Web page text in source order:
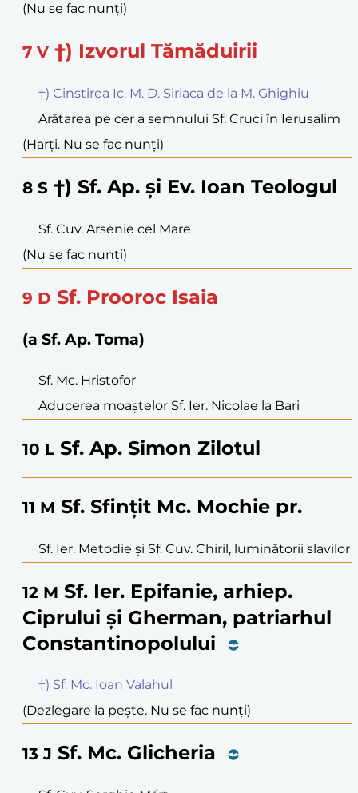
(Nu se fac nunți)
7 V †) Izvorul Tămăduirii
†) Cinstirea Ic. M. D. Siriaca de la M. Ghighiu
Arătarea pe cer a semnului Sf. Cruci în Ierusalim
(Harți. Nu se fac nunți)
8 S †) Sf. Ap. și Ev. Ioan Teologul
Sf. Cuv. Arsenie cel Mare
(Nu se fac nunți)
9 D Sf. Prooroc Isaia
(a Sf. Ap. Toma)
Sf. Mc. Hristofor
Aducerea moaștelor Sf. Ier. Nicolae la Bari
10 L Sf. Ap. Simon Zilotul
11 M Sf. Sfințit Mc. Mochie pr.
Sf. Ier. Metodie și Sf. Cuv. Chiril, luminătorii slavilor
12 M Sf. Ier. Epifanie, arhiep.
Ciprului și Gherman, patriarhul
Constantinopolului
†) Sf. Mc. Ioan Valahul
(Dezlegare la pește. Nu se fac nunți)
13 J Sf. Mc. Glicheria